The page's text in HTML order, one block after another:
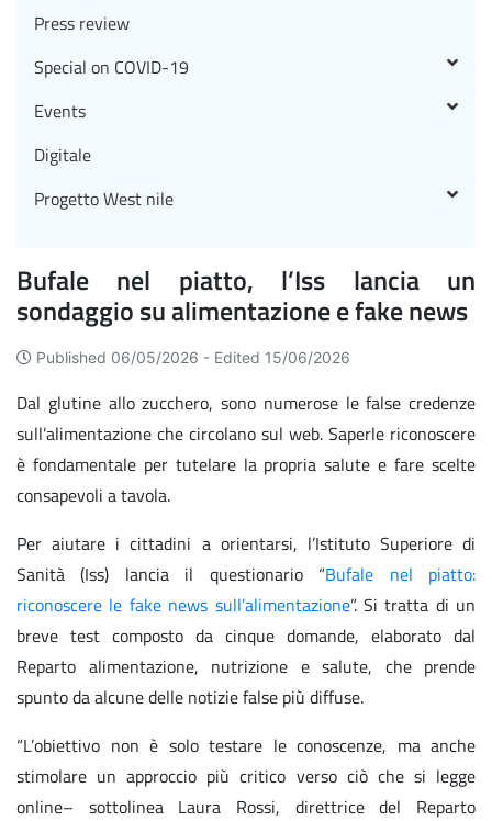
Bufale nel piatto, l’Iss lancia un
sondaggio su alimentazione e fake news
Published 06/05/2026 - Edited 15/06/2026
Dal glutine allo zucchero, sono numerose le false credenze
sull’alimentazione che circolano sul web. Saperle riconoscere
è fondamentale per tutelare la propria salute e fare scelte
consapevoli a tavola.
Per aiutare i cittadini a orientarsi, l’Istituto Superiore di
Sanità (Iss) lancia il questionario “Bufale nel piatto:
riconoscere le fake news sull’alimentazione”. Si tratta di un
breve test composto da cinque domande, elaborato dal
Reparto alimentazione, nutrizione e salute, che prende
spunto da alcune delle notizie false più diffuse.
“L’obiettivo non è solo testare le conoscenze, ma anche
stimolare un approccio più critico verso ciò che si legge
online– sottolinea Laura Rossi, direttrice del Reparto
Press review
Special on COVID-19
Events
Digitale
Progetto West nile